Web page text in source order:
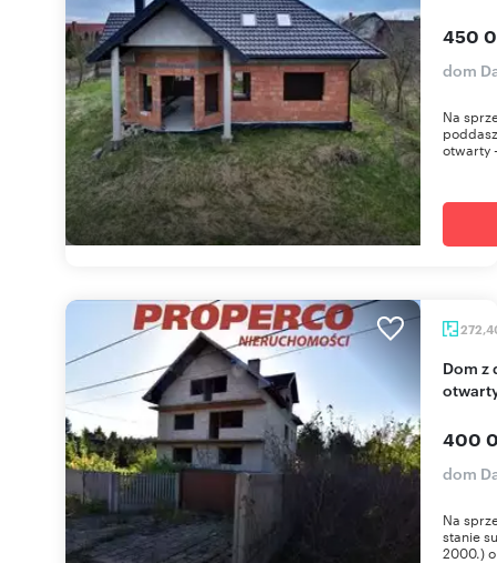
450
dom
Na
otwarty
Dom z dużą działką w Słopcu - stan surowy
400
dom
Na
stanie
2000.)